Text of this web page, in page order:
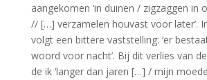
aangekomen ‘in duinen / zigzaggen in
// […] verzamelen houvast voor later’.
volgt een bittere vaststelling: ‘er
woord voor nacht’. Bij dit verlies van
de ik ‘langer dan jaren […] / mijn